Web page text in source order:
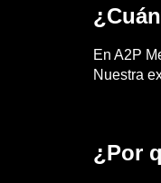
En A2P
Nuestra
¿Por